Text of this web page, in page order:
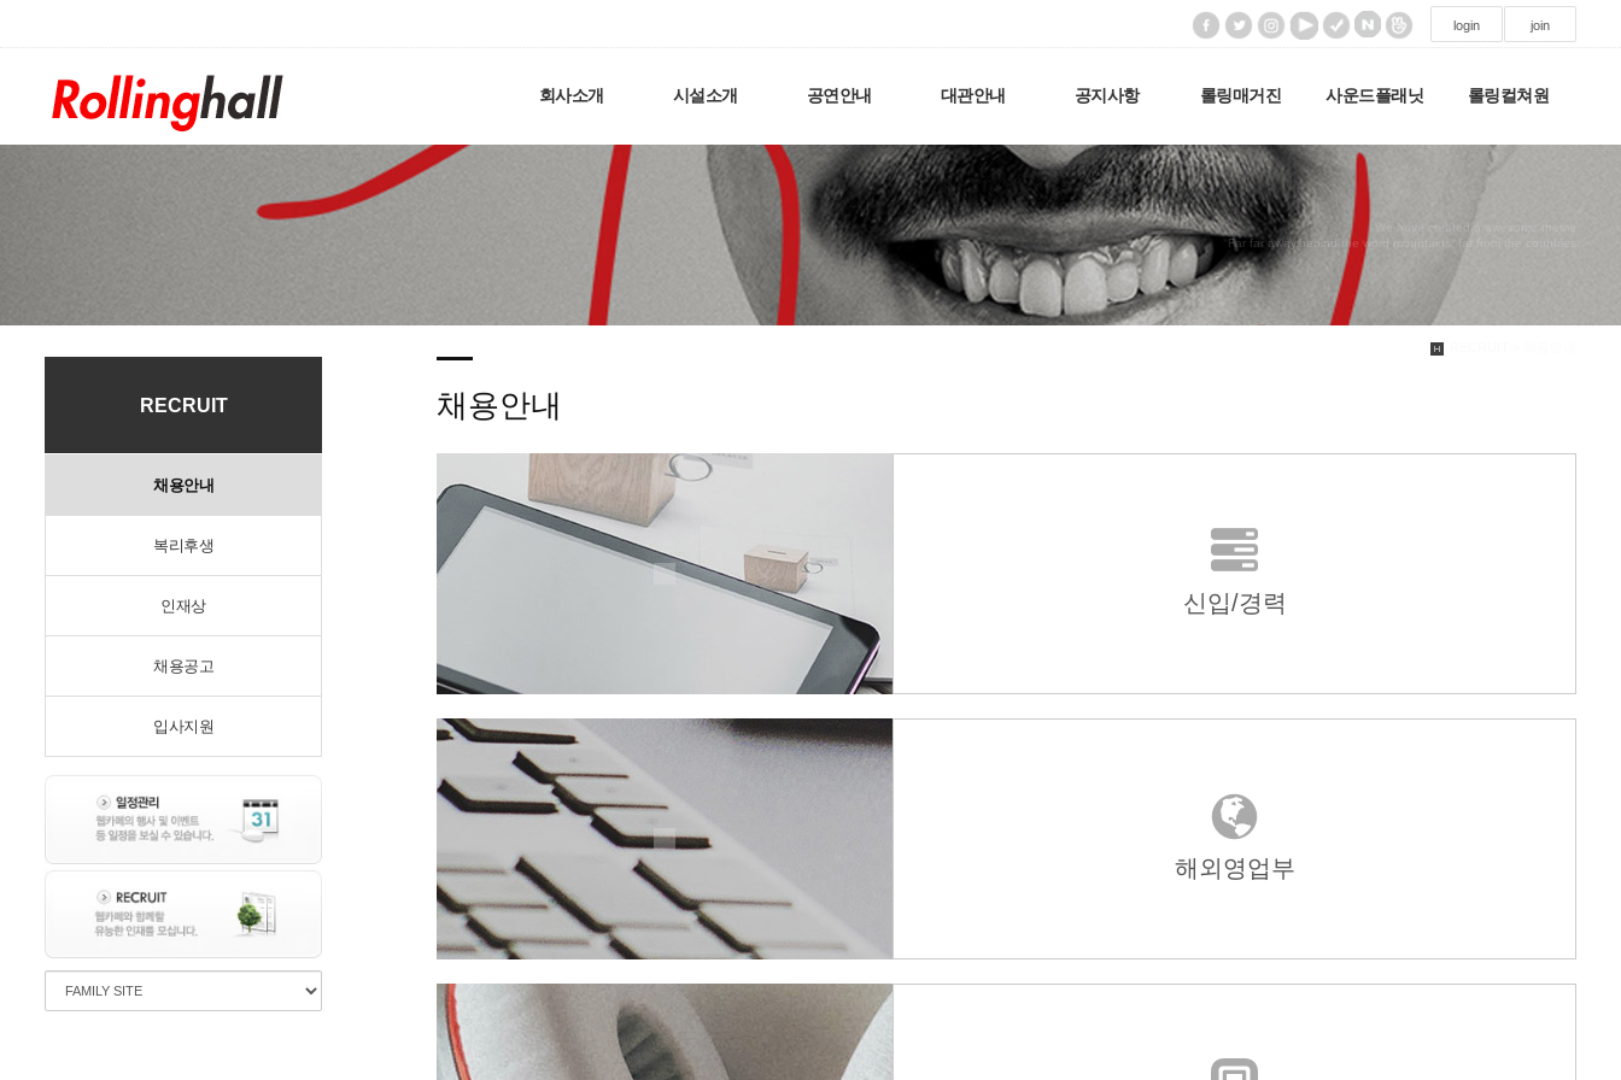
login join
회사소개 시설소개 공연안내 대관안내 공지사항 롤링매거진 사운드플래닛 롤링컬쳐원
We have created a awesome theme
Far far away,behind the word mountains, far from the countries
RECRUIT
채용안내
복리후생
인재상
채용공고
입사지원
채용안내
신입/경력
해외영업부